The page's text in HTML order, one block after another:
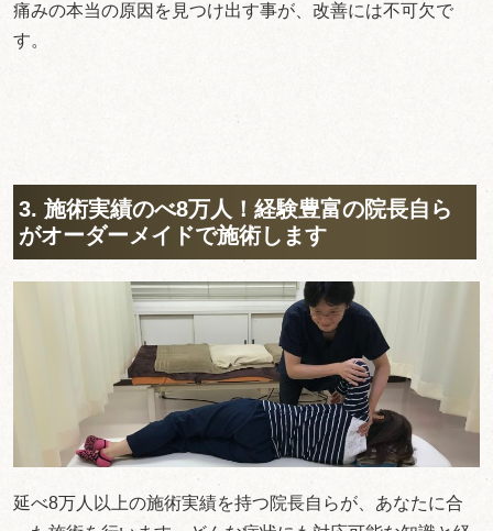
痛みの本当の原因を見つけ出す事が、改善には不可欠で
す。
3. 施術実績のべ8万人！経験豊富の院長自ら
がオーダーメイドで施術します
延べ8万人以上の施術実績を持つ院長自らが、あなたに合